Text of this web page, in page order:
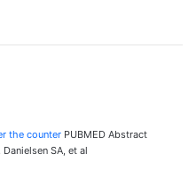
the counter PUBMED Abstract
SA, et al